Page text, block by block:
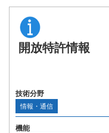
開放特許情報
技術分野
情報・通信
機能